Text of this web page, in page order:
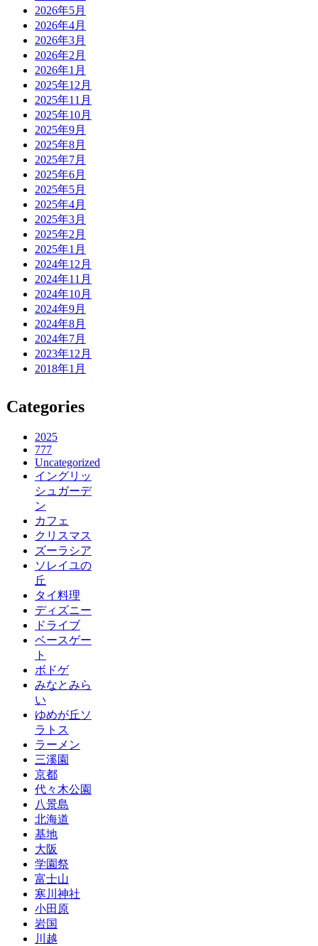
2026年5月
2026年4月
2026年3月
2026年2月
2026年1月
2025年12月
2025年11月
2025年10月
2025年9月
2025年8月
2025年7月
2025年6月
2025年5月
2025年4月
2025年3月
2025年2月
2025年1月
2024年12月
2024年11月
2024年10月
2024年9月
2024年8月
2024年7月
2023年12月
2018年1月
Categories
2025
777
Uncategorized
イングリッ
シュガーデ
ン
カフェ
クリスマス
ズーラシア
ソレイユの
丘
タイ料理
ディズニー
ドライブ
ベースゲー
ト
ボドゲ
みなとみら
い
ゆめが丘ソ
ラトス
ラーメン
三溪園
京都
代々木公園
八景島
北海道
基地
大阪
学園祭
富士山
寒川神社
小田原
岩国
川越